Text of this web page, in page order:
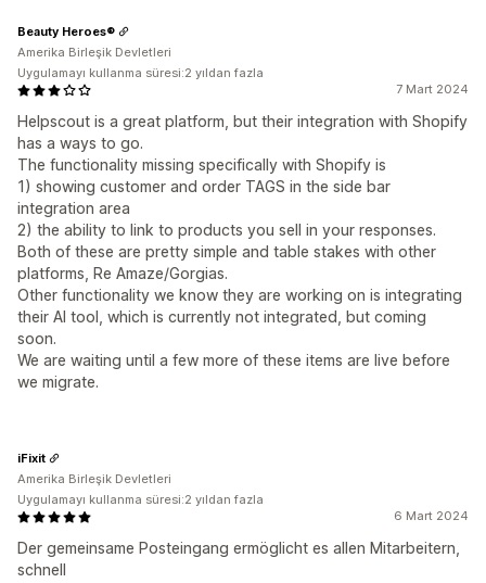
7 Mart 2024
Helpscout is a great platform, but their integration with Shopify
has a ways to go.
The functionality missing specifically with Shopify is
1) showing customer and order TAGS in the side bar
integration area
2) the ability to link to products you sell in your responses.
Both of these are pretty simple and table stakes with other
platforms, Re Amaze/Gorgias.
Other functionality we know they are working on is integrating
their AI tool, which is currently not integrated, but coming
soon.
We are waiting until a few more of these items are live before
we migrate.
Beauty Heroes®
Amerika Birleşik Devletleri
Uygulamayı kullanma süresi:2 yıldan fazla
6 Mart 2024
Der gemeinsame Posteingang ermöglicht es allen Mitarbeitern,
schnell
iFixit
Amerika Birleşik Devletleri
Uygulamayı kullanma süresi:2 yıldan fazla